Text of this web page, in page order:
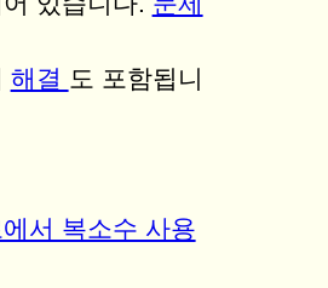
해결 도 포함됩니
서 복소수 사용